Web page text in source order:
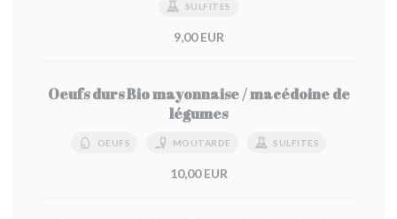
SULFITES
9,00 EUR
Oeufs durs Bio mayonnaise / macédoine de
légumes
OEUFS MOUTARDE SULFITES
10,00 EUR